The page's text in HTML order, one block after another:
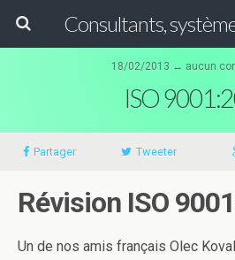
18/02/2013 ↔ aucun
ISO
Partager Tweeter
Révision ISO
Un de nos amis français Olec